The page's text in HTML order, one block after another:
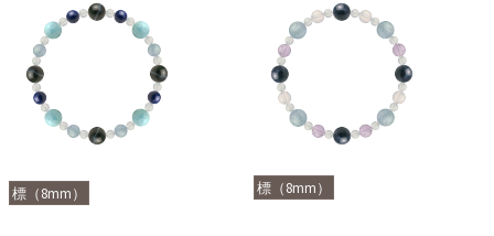
標（8mm） 標（8mm）